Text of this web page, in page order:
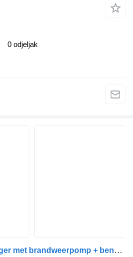
0 odjeljak
Diversen Occ aanhanger met brandweerpomp + benzinemotor Mot